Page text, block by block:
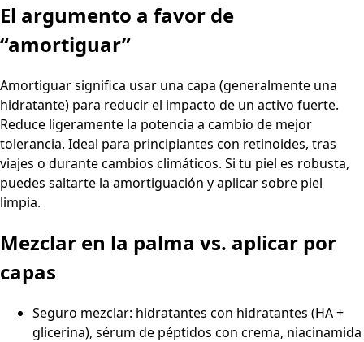
El argumento a favor de
“amortiguar”
Amortiguar significa usar una capa (generalmente una
hidratante) para reducir el impacto de un activo fuerte.
Reduce ligeramente la potencia a cambio de mejor
tolerancia. Ideal para principiantes con retinoides, tras
viajes o durante cambios climáticos. Si tu piel es robusta,
puedes saltarte la amortiguación y aplicar sobre piel
limpia.
Mezclar en la palma vs. aplicar por
capas
Seguro mezclar: hidratantes con hidratantes (HA +
glicerina), sérum de péptidos con crema, niacinamida